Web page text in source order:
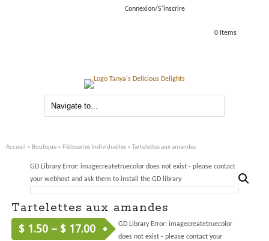
Connexion/S'inscrire
0 Items
Accueil » Boutique » Pâtisseries Individuelles » Tartelettes aux amandes
GD Library Error: imagecreatetruecolor does not exist - please contact
your webhost and ask them to install the GD library
Tartelettes aux amandes
$1.50– $17.00
GD Library Error: imagecreatetruecolor
does not exist - please contact your